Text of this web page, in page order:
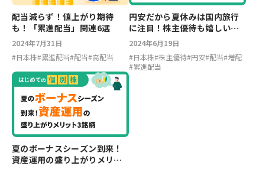
配当減らず！値上がり期待
も！「累進配当」関連6選
2024年7月31日
#日本株#累進配当#配当#高配当
円安だから夏休みは国内旅行
に注目！株主優待も嬉しい旅
行関連3銘柄【はじめての個別
株】
2024年6月19日
#日本株#株主優待#円安#配当#増配
#累進配当
夏のボーナスシーズン到来！
資産運用の盛り上がりメリッ